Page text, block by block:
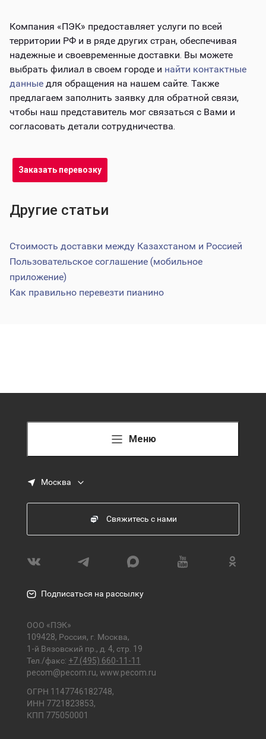
Компания «ПЭК» предоставляет услуги по всей
территории РФ и в ряде других стран, обеспечивая
надежные и своевременные доставки. Вы можете
выбрать филиал в своем городе и найти контактные
данные для обращения на нашем сайте. Также
предлагаем заполнить заявку для обратной связи,
чтобы наш представитель мог связаться с Вами и
согласовать детали сотрудничества.
Заказать перевозку
Другие статьи
Стоимость доставки между Казахстаном и Россией
Пользовательское соглашение (мобильное
приложение)
Как правильно перевезти пианино
Меню
Москва
Свяжитесь с нами
Подписаться на рассылку
ООО «ПЭК»
109428, Россия, г. Москва,
1-й Вязовский пр., д. 4, стр. 19
Тел./факс: +7 (495) 660-11-11
pecom@pecom.ru, www.pecom.ru
ОГРН 1147746182748,
ИНН 7721823853,
КПП 775050001